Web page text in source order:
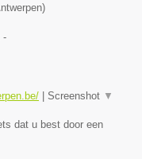
)
-
| Screenshot ▼
dat u best door een